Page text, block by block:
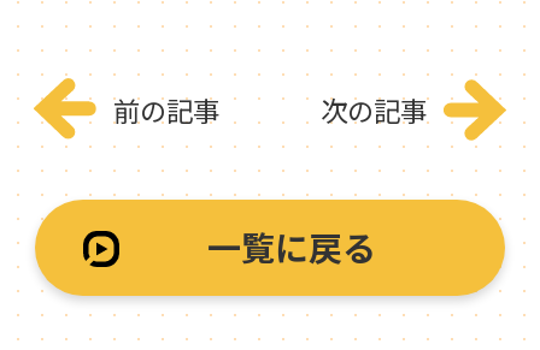
前の記事
一覧に戻る
次の記事